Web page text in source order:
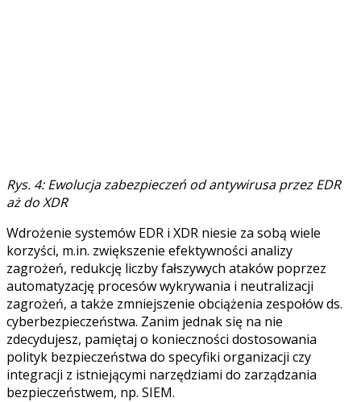
Rys. 4: Ewolucja zabezpieczeń od antywirusa przez EDR
aż do XDR
Wdrożenie systemów EDR i XDR niesie za sobą wiele
korzyści, m.in. zwiększenie efektywności analizy
zagrożeń, redukcję liczby fałszywych ataków poprzez
automatyzację procesów wykrywania i neutralizacji
zagrożeń, a także zmniejszenie obciążenia zespołów ds.
cyberbezpieczeństwa. Zanim jednak się na nie
zdecydujesz, pamiętaj o konieczności dostosowania
polityk bezpieczeństwa do specyfiki organizacji czy
integracji z istniejącymi narzędziami do zarządzania
bezpieczeństwem, np. SIEM.